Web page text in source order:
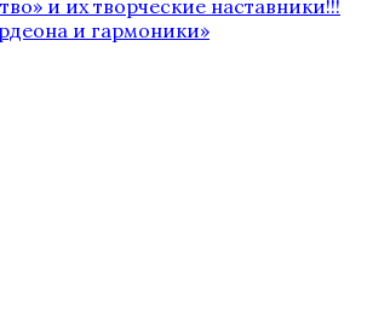
и их творческие наставники!!!
и гармоники»